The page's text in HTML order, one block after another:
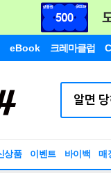
eBook 크레마클럽
상품 이벤트 바이백 매